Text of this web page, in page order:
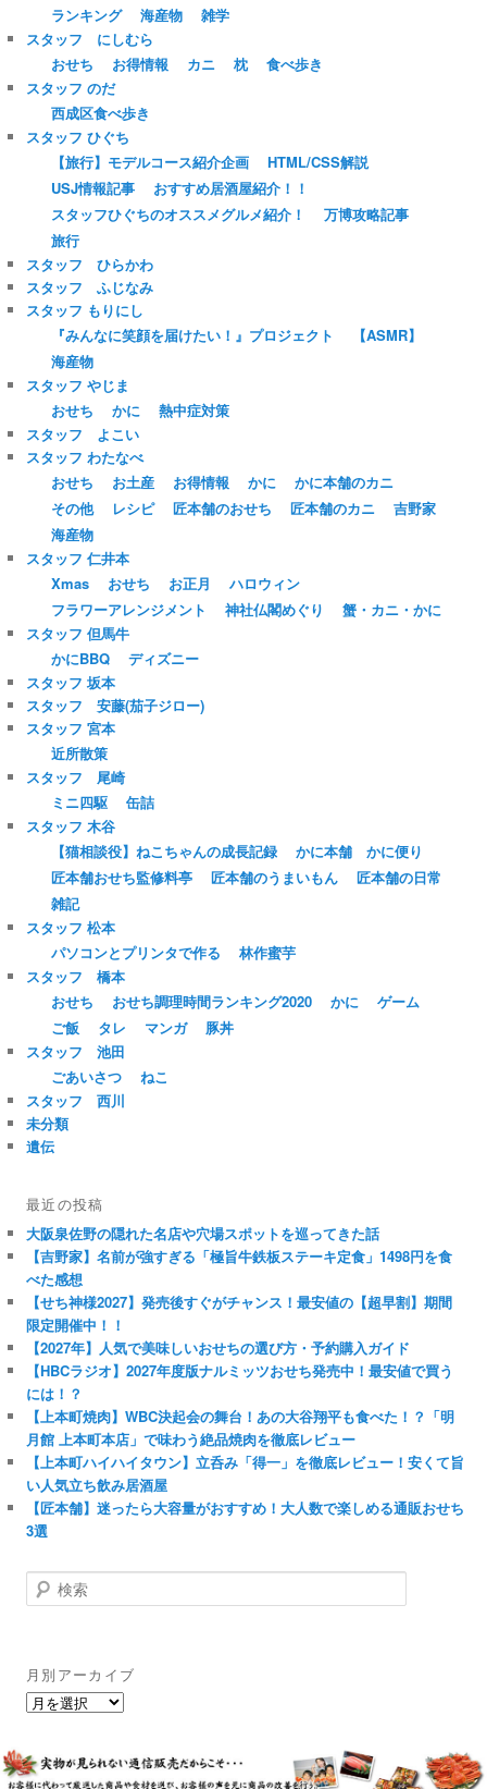
ランキング
海産物
雑学
スタッフ にしむら
おせち
お得情報 カニ 枕
食べ歩き
スタッフ のだ
西成区食べ歩き
スタッフ ひぐち
【旅行】モデルコース紹介企画
HTML/CSS解説
USJ情報記事
おすすめ居酒屋紹介！！
スタッフひぐちのオススメグルメ紹介！
万博攻略記事
旅行
スタッフ ひらかわ
スタッフ ふじなみ
スタッフ もりにし
『みんなに笑顔を届けたい！』プロジェクト
【ASMR】
海産物
スタッフ やじま
おせち
かに
熱中症対策
スタッフ よこい
スタッフ わたなべ
おせち
お土産 お得情報 かに
かに本舗のカニ
その他
レシピ 匠本舗のおせち 匠本舗のカニ
吉野家
海産物
スタッフ 仁井本
Xmas
おせち お正月
ハロウィン
フラワーアレンジメント
神社仏閣めぐり
蟹・カニ・かに
スタッフ 但馬牛
かにBBQ
ディズニー
スタッフ 坂本
スタッフ 安藤(茄子ジロー)
スタッフ 宮本
近所散策
スタッフ 尾崎
ミニ四駆
缶詰
スタッフ 木谷
【猫相談役】ねこちゃんの成長記録
かに本舗 かに便り
匠本舗おせち監修料亭
匠本舗のうまいもん
匠本舗の日常
雑記
スタッフ 松本
パソコンとプリンタで作る
林作蜜芋
スタッフ 橋本
おせち
おせち調理時間ランキング2020 かに
ゲーム
ご飯
タレ マンガ
豚丼
スタッフ 池田
ごあいさつ
ねこ
スタッフ 西川
未分類
遺伝
最近の投稿
大阪泉佐野の隠れた名店や穴場スポットを巡ってきた話
【吉野家】名前が強すぎる「極旨牛鉄板ステーキ定食」1498円を食
べた感想
【せち神様2027】発売後すぐがチャンス！最安値の【超早割】期間
限定開催中！！
【2027年】人気で美味しいおせちの選び方・予約購入ガイド
【HBCラジオ】2027年度版ナルミッツおせち発売中！最安値で買う
には！？
【上本町焼肉】WBC決起会の舞台！あの大谷翔平も食べた！？「明
月館 上本町本店」で味わう絶品焼肉を徹底レビュー
【上本町ハイハイタウン】立呑み「得一」を徹底レビュー！安くて旨
い人気立ち飲み居酒屋
【匠本舗】迷ったら大容量がおすすめ！大人数で楽しめる通販おせち
3選
検
索
月別アーカイブ
月
ー
カ